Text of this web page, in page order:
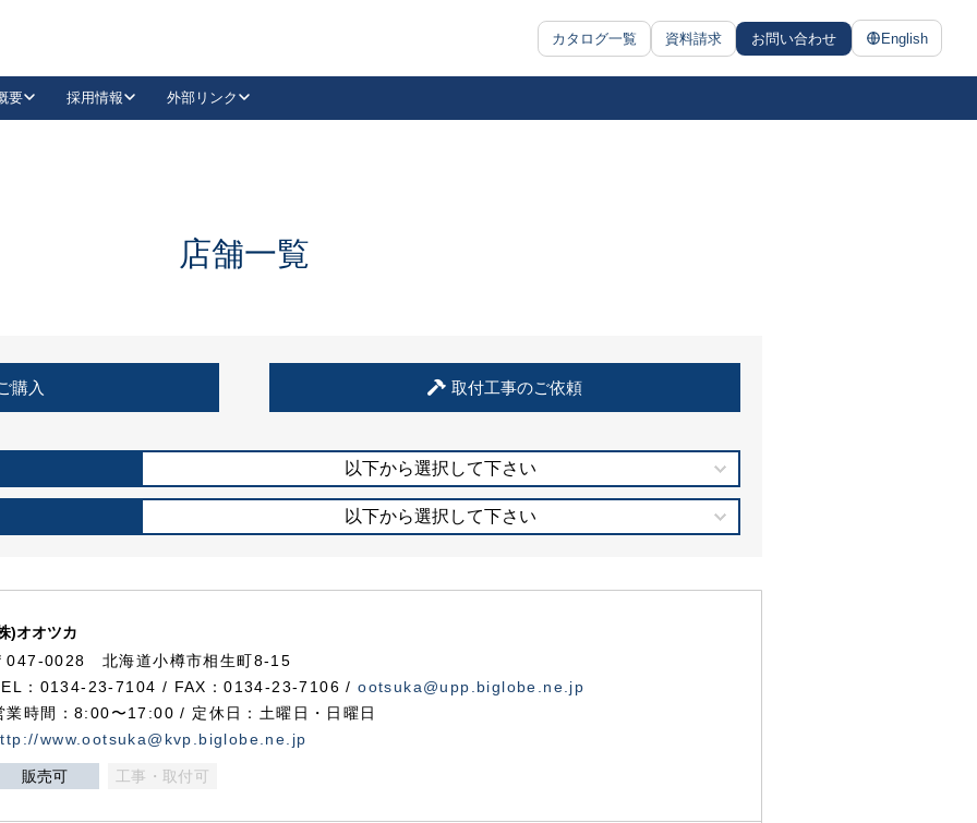
カタログ一覧 資料請求 お問い合わせ English
抗ウイルス・抗菌製品
要 採用情報 外部リンク
LinkedIn
住宅使用部材標準化推進協議会
店舗一覧
購入 取付工事のご依頼
以下から選択して下さい
以下から選択して下さい
)オオツカ
047-0028 北海道小樽市相生町8-15
：0134-23-7104 / FAX：0134-23-7106 /ootsuka@upp.biglobe.ne.jp
業時間：8:00〜17:00 / 定休日：土曜日・日曜日
www.ootsuka@kvp.biglobe.ne.jp
販売可 工事・取付可